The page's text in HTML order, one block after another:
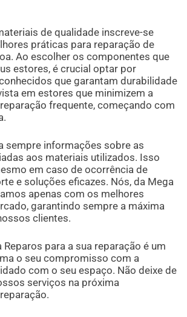
de qualidade inscreve-se
práticas para reparação de
Ao escolher os componentes que
estores, é crucial optar por
que garantam durabilidade
em estores que minimizem a
frequente, começando com
sempre informações sobre as
aos materiais utilizados. Isso
em caso de ocorrência de
e soluções eficazes. Nós, da Mega
apenas com os melhores
garantindo sempre a máxima
clientes.
Reparos para a sua reparação é um
o seu compromisso com a
com o seu espaço. Não deixe de
serviços na próxima